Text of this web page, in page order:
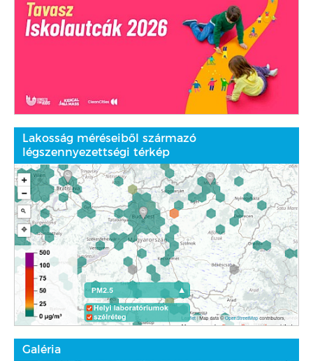
Lakosság méréseiből származó
légszennyezettségi térkép
Galéria